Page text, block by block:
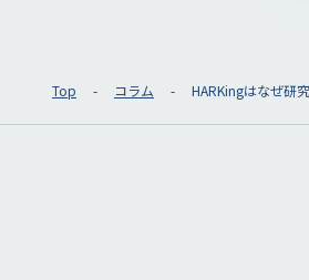
Top コラム HARKingはなぜ研